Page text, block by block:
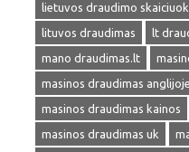
lietuvos draudimo
lituvos draudimas
lt
mano draudimas.lt
masinos draudimas anglijoje
masinos draudimas kainos
masinos draudimas uk